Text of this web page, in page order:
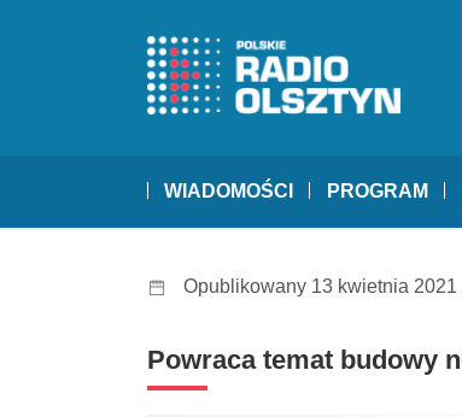
WIADOMOŚCI PROGRAM
Opublikowany 13 kwietnia 2021
Powraca temat budowy